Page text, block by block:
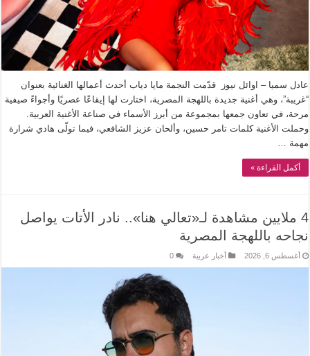
عادل سميا – اوائل نيوز قدّمت النجمة مايا دياب أحدث أعمالها الغنائية بعنوان
“غريبة”، وهي أغنية جديدة باللهجة المصرية، اختارت لها إيقاعًا عصريًا وأجواءً صيفية
مرحة، في تعاون جمعها بمجموعة من أبرز الأسماء في صناعة الأغنية العربية.
وحملت الأغنية كلمات تامر حسين، وألحان عزيز الشافعي، فيما تولّى هادي شرارة
مهمة …
أكمل القراءة »
4 ملايين مشاهدة لـ«تعالي هنا».. نادر الأتات يواصل
نجاحه باللهجة المصرية
أغسطس 6, 2026 أخبار عربية 0